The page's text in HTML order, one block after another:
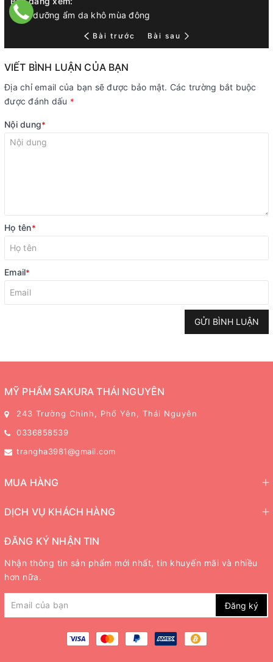
cách dưỡng ẩm da khô mùa đông
Bài trước Bài sau
VIẾT BÌNH LUẬN CỦA BẠN
Địa chỉ email của bạn sẽ được bảo mật. Các trường bắt buộc
được đánh dấu *
Nội dung*
Họ tên*
Email*
GỬI BÌNH LUẬN
MỸ PHẨM SAKURA THÁI NGUYÊN
243 Trường Chinh, Phổ Yên, Thái Nguyên
0336858539
trangha3981@gmail.com
MUA HÀNG
DỊCH VỤ KHÁCH HÀNG
ĐĂNG KÝ NHẬN TIN
Nhận thông tin sản phẩm mới nhất, tin khuyến mãi và nhiều
hơn nữa.
Đăng ký